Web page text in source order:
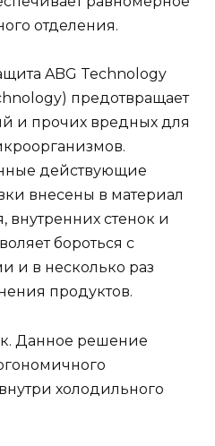
отделения.
ABG Technology
предотвращает
и прочих вредных для
действующие
внесены в материал
внутренних стенок и
бороться с
и в несколько раз
продуктов.
Данное решение
холодильного